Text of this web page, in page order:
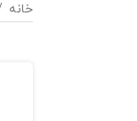
خانه